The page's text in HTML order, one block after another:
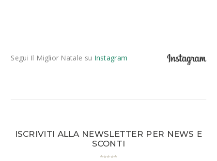
Segui Il Miglior Natale su Instagram
ISCRIVITI ALLA NEWSLETTER PER NEWS E
SCONTI